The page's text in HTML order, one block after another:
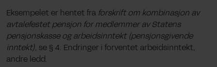
Eksempelet er hentet fra forskrift om kombinasjon av
avtalefestet pensjon for medlemmer av Statens
pensjonskasse og arbeidsinntekt (pensjonsgivende
inntekt), se § 4. Endringer i forventet arbeidsinntekt,
andre ledd.